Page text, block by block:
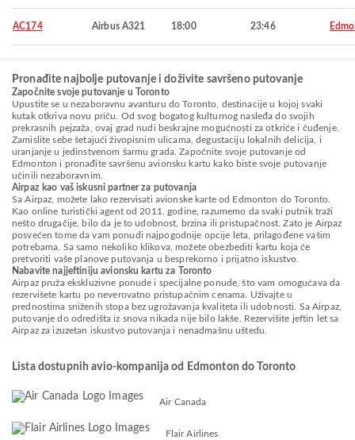
AC174 Airbus A321 18:00 23:46
Pronađite najbolje putovanje i doživite savršeno putovanje
Započnite svoje putovanje u Toronto
Upustite se u nezaboravnu avanturu do Toronto, destinacije u kojoj svaki
kutak otkriva novu priču. Od svog bogatog kulturnog nasleđa do svojih
prekrasnih pejzaža, ovaj grad nudi beskrajne mogućnosti za otkriće i čuđenje.
Zamislite sebe šetajući živopisnim ulicama, degustaciju lokalnih delicija, i
uranjanje u jedinstvenom šarmu grada. Započnite svoje putovanje od
Edmonton i pronađite savršenu avionsku kartu kako biste svoje putovanje
učinili nezaboravnim.
Airpaz kao vaš iskusni partner za putovanja
Sa Airpaz, možete lako rezervisati avionske karte od Edmonton do Toronto.
Kao online turistički agent od 2011. godine, razumemo da svaki putnik traži
nešto drugačije, bilo da je to udobnost, brzina ili pristupačnost. Zato je Airpaz
posvećen tome da vam ponudi najpogodnije opcije leta, prilagođene vašim
potrebama. Sa samo nekoliko klikova, možete obezbediti kartu koja će
pretvoriti vaše planove putovanja u besprekorno i prijatno iskustvo.
Nabavite najjeftiniju avionsku kartu za Toronto
Airpaz pruža ekskluzivne ponude i specijalne ponude, što vam omogućava da
rezervišete kartu po neverovatno pristupačnim cenama. Uživajte u
prednostima sniženih stopa bez ugrožavanja kvaliteta ili udobnosti. Sa Airpaz,
putovanje do odredišta iz snova nikada nije bilo lakše. Rezervišite jeftin let sa
Airpaz za izuzetan iskustvo putovanja i nenadmašnu uštedu.
Lista dostupnih avio-kompanija od Edmonton do Toronto
Air Canada
Flair Airlines